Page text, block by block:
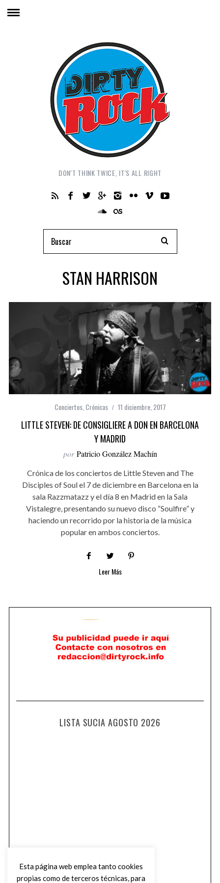
DON'T THINK TWICE, IT'S ALL RIGHT
STAN HARRISON
Conciertos, Crónicas 11 diciembre, 2017
LITTLE STEVEN: DE CONSIGLIERE A DON EN BARCELONA
Y MADRID
por Patricio González Machín
Crónica de los conciertos de Little Steven and The
Disciples of Soul el 7 de diciembre en Barcelona en la
sala Razzmatazz y el día 8 en Madrid en la Sala
Vistalegre, presentando su nuevo disco “Soulfire” y
haciendo un recorrido por la historia de la música
popular en ambos conciertos.
Leer Más
LISTA SUCIA AGOSTO 2026
Esta página web emplea tanto cookies
propias como de terceros técnicas, para